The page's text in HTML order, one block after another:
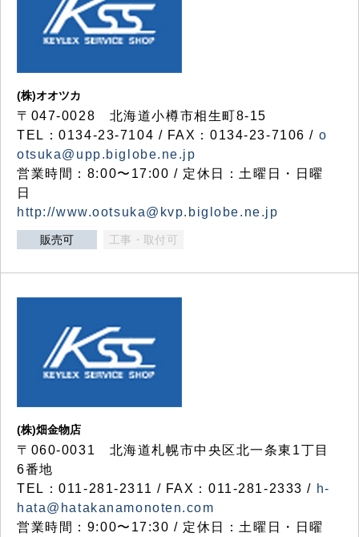
(株)オオツカ
〒047-0028 北海道小樽市相生町8-15
TEL：0134-23-7104 / FAX：0134-23-7106 / o
otsuka@upp.biglobe.ne.jp
営業時間：8:00〜17:00 / 定休日：土曜日・日曜
日
http://www.ootsuka@kvp.biglobe.ne.jp
販売可 工事・取付可
(株)畑金物店
〒060-0031 北海道札幌市中央区北一条東1丁目
6番地
TEL：011-281-2311 / FAX：011-281-2333 / h-
hata@hatakanamonoten.com
営業時間：9:00〜17:30 / 定休日：土曜日・日曜